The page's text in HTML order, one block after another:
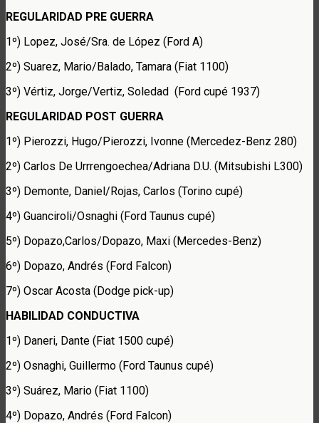
REGULARIDAD PRE GUERRA
1º) Lopez, José/Sra. de López (Ford A)
2º) Suarez, Mario/Balado, Tamara (Fiat 1100)
3º) Vértiz, Jorge/Vertiz, Soledad (Ford cupé 1937)
REGULARIDAD POST GUERRA
1º) Pierozzi, Hugo/Pierozzi, Ivonne (Mercedez-Benz 280)
2º) Carlos De Urrrengoechea/Adriana D.U. (Mitsubishi L300)
3º) Demonte, Daniel/Rojas, Carlos (Torino cupé)
4º) Guanciroli/Osnaghi (Ford Taunus cupé)
5º) Dopazo,Carlos/Dopazo, Maxi (Mercedes-Benz)
6º) Dopazo, Andrés (Ford Falcon)
7º) Oscar Acosta (Dodge pick-up)
HABILIDAD CONDUCTIVA
1º) Daneri, Dante (Fiat 1500 cupé)
2º) Osnaghi, Guillermo (Ford Taunus cupé)
3º) Suárez, Mario (Fiat 1100)
4º) Dopazo, Andrés (Ford Falcon)